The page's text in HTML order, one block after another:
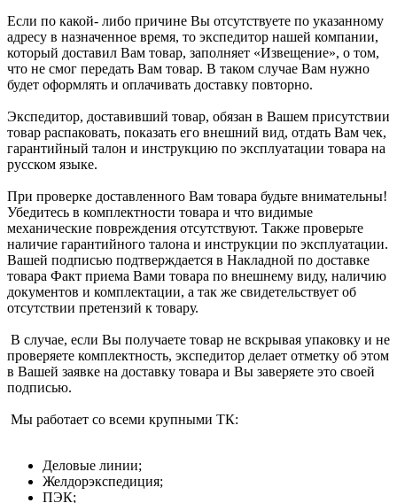
Если по какой- либо причине Вы отсутствуете по указанному
адресу в назначенное время, то экспедитор нашей компании,
который доставил Вам товар, заполняет «Извещение», о том,
что не смог передать Вам товар. В таком случае Вам нужно
будет оформлять и оплачивать доставку повторно.
Экспедитор, доставивший товар, обязан в Вашем присутствии
товар распаковать, показать его внешний вид, отдать Вам чек,
гарантийный талон и инструкцию по эксплуатации товара на
русском языке.
При проверке доставленного Вам товара будьте внимательны!
Убедитесь в комплектности товара и что видимые
механические повреждения отсутствуют. Также проверьте
наличие гарантийного талона и инструкции по эксплуатации.
Вашей подписью подтверждается в Накладной по доставке
товара Факт приема Вами товара по внешнему виду, наличию
документов и комплектации, а так же свидетельствует об
отсутствии претензий к товару.
В случае, если Вы получаете товар не вскрывая упаковку и не
проверяете комплектность, экспедитор делает отметку об этом
в Вашей заявке на доставку товара и Вы заверяете это своей
подписью.
Мы работает со всеми крупными ТК:
Деловые линии;
Желдорэкспедиция;
ПЭК;